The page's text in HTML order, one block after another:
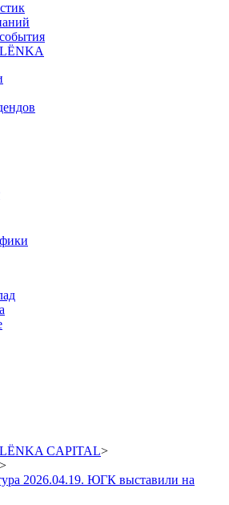
CAPITAL>
>
2026.04.19. ЮГК выставили на